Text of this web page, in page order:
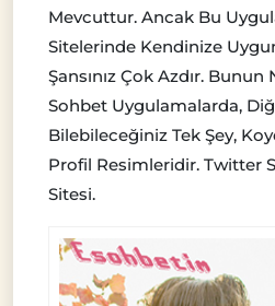
Mevcuttur. Ancak Bu
Sitelerinde Kendinize
Şansınız Çok Azdır.
Sohbet Uygulamalarda,
Bilebileceğiniz Tek Şey,
Profil Resimleridir. Twitter
Sitesi.